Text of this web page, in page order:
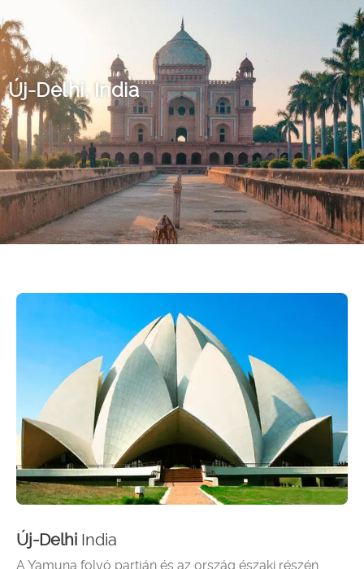
Új-Delhi, India
Új-Delhi India
A Yamuna folyó partján és az ország északi részén